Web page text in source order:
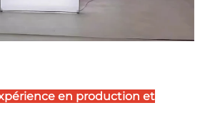
en production et